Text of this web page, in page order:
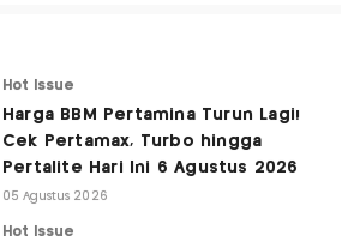
Hot Issue
Harga BBM Pertamina Turun Lagi!
Cek Pertamax, Turbo hingga
Pertalite Hari Ini 6 Agustus 2026
05 Agustus 2026
Hot Issue